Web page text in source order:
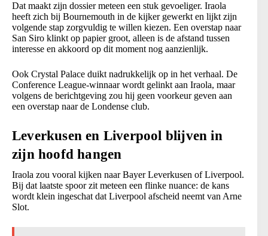
Dat maakt zijn dossier meteen een stuk gevoeliger. Iraola
heeft zich bij Bournemouth in de kijker gewerkt en lijkt zijn
volgende stap zorgvuldig te willen kiezen. Een overstap naar
San Siro klinkt op papier groot, alleen is de afstand tussen
interesse en akkoord op dit moment nog aanzienlijk.
Ook Crystal Palace duikt nadrukkelijk op in het verhaal. De
Conference League-winnaar wordt gelinkt aan Iraola, maar
volgens de berichtgeving zou hij geen voorkeur geven aan
een overstap naar de Londense club.
Leverkusen en Liverpool blijven in
zijn hoofd hangen
Iraola zou vooral kijken naar Bayer Leverkusen of Liverpool.
Bij dat laatste spoor zit meteen een flinke nuance: de kans
wordt klein ingeschat dat Liverpool afscheid neemt van Arne
Slot.